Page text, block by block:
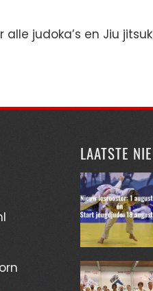
judoka’s en Jiu
LAATSTE